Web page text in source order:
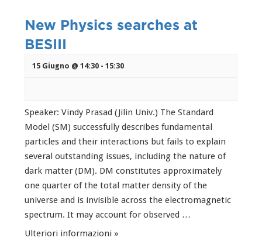
New Physics searches at
BESIII
15 Giugno @ 14:30 -15:30
Speaker: Vindy Prasad (Jilin Univ.) The Standard
Model (SM) successfully describes fundamental
particles and their interactions but fails to explain
several outstanding issues, including the nature of
dark matter (DM). DM constitutes approximately
one quarter of the total matter density of the
universe and is invisible across the electromagnetic
spectrum. It may account for observed …
Ulteriori informazioni »